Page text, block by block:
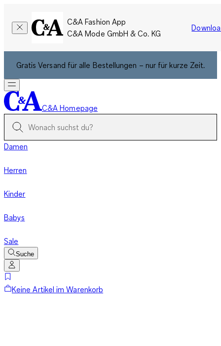
C&A Fashion App
C&A Mode GmbH & Co. KG
Gratis Versand für alle Bestellungen – nur für kurze Zeit.
C&A Homepage
Damen
Herren
Kinder
Babys
Sale
Suche
Keine Artikel im Warenkorb